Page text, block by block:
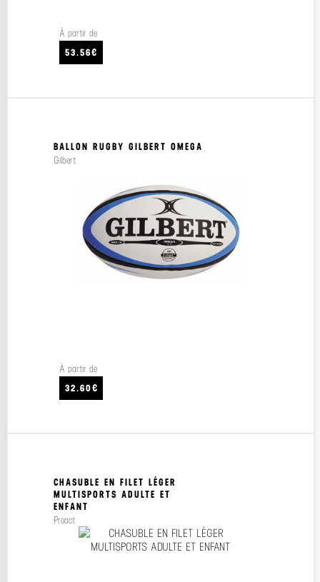
À partir de
53.56€
BALLON RUGBY GILBERT OMEGA
Gilbert
À partir de
32.60€
CHASUBLE EN FILET LÉGER
MULTISPORTS ADULTE ET
ENFANT
Proact